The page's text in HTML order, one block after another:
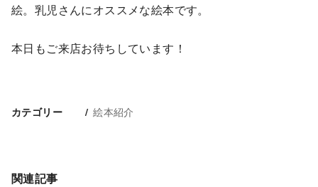
絵。乳児さんにオススメな絵本です。
本日もご来店お待ちしています！
カテゴリー 絵本紹介
関連記事